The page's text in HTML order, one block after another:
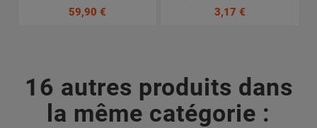
59,90 €
3,17 €
16 autres produits dans
la même catégorie :